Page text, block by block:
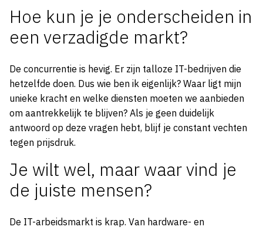
Hoe kun je je onderscheiden in
een verzadigde markt?
De concurrentie is hevig. Er zijn talloze IT-bedrijven die
hetzelfde doen. Dus wie ben ik eigenlijk? Waar ligt mijn
unieke kracht en welke diensten moeten we aanbieden
om aantrekkelijk te blijven? Als je geen duidelijk
antwoord op deze vragen hebt, blijf je constant vechten
tegen prijsdruk.
Je wilt wel, maar waar vind je
de juiste mensen?
De IT-arbeidsmarkt is krap. Van hardware- en